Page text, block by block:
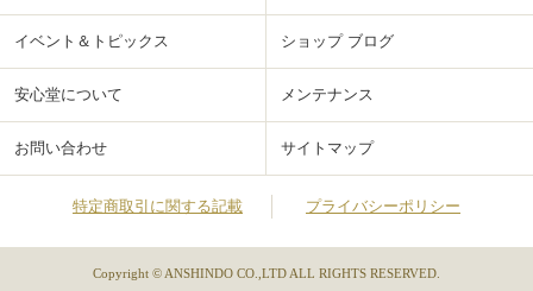
イベント＆トピックス ショップ ブログ
安心堂について メンテナンス
お問い合わせ サイトマップ
特定商取引に関する記載 プライバシーポリシー
Copyright © ANSHINDO CO.,LTD ALL RIGHTS RESERVED.